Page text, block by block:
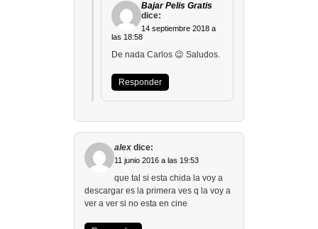
Bajar Pelis Gratis
dice:
14 septiembre 2018 a
las 18:58
De nada Carlos 😉 Saludos.
Responder
alex dice:
11 junio 2016 a las 19:53
que tal si esta chida la voy a
descargar es la primera ves q la voy a
ver a ver si no esta en cine